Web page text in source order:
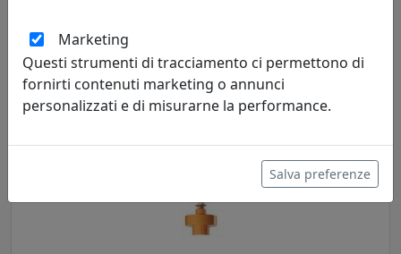
Marketing
Questi strumenti di tracciamento ci permettono di
fornirti contenuti marketing o annunci
personalizzati e di misurarne la performance.
Salva preferenze